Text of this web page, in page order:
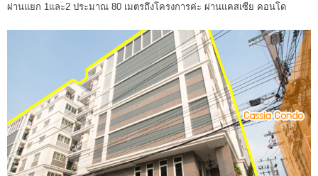
ผ่านแยก 1และ2 ประมาณ 80 เมตรถึงโครงการค่ะ ผ่านแคสเซีย คอนโด